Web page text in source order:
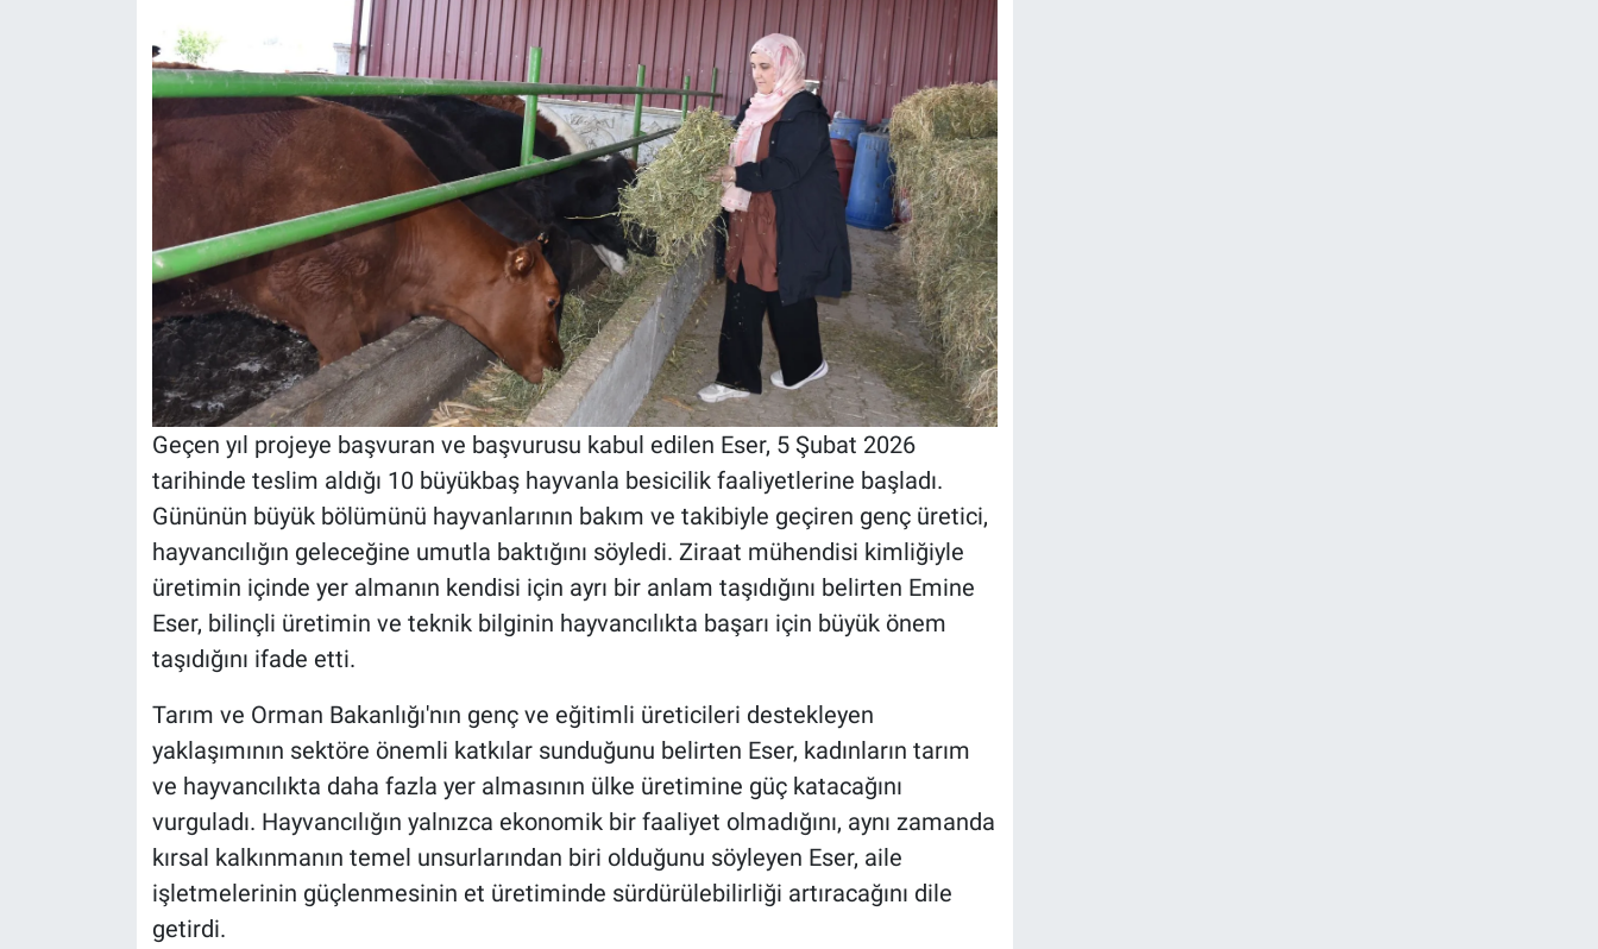
Geçen yıl projeye başvuran ve başvurusu kabul edilen Eser, 5 Şubat 2026
tarihinde teslim aldığı 10 büyükbaş hayvanla besicilik faaliyetlerine başladı.
Gününün büyük bölümünü hayvanlarının bakım ve takibiyle geçiren genç üretici,
hayvancılığın geleceğine umutla baktığını söyledi. Ziraat mühendisi kimliğiyle
üretimin içinde yer almanın kendisi için ayrı bir anlam taşıdığını belirten Emine
Eser, bilinçli üretimin ve teknik bilginin hayvancılıkta başarı için büyük önem
taşıdığını ifade etti.
Tarım ve Orman Bakanlığı'nın genç ve eğitimli üreticileri destekleyen
yaklaşımının sektöre önemli katkılar sunduğunu belirten Eser, kadınların tarım
ve hayvancılıkta daha fazla yer almasının ülke üretimine güç katacağını
vurguladı. Hayvancılığın yalnızca ekonomik bir faaliyet olmadığını, aynı zamanda
kırsal kalkınmanın temel unsurlarından biri olduğunu söyleyen Eser, aile
işletmelerinin güçlenmesinin et üretiminde sürdürülebilirliği artıracağını dile
getirdi.